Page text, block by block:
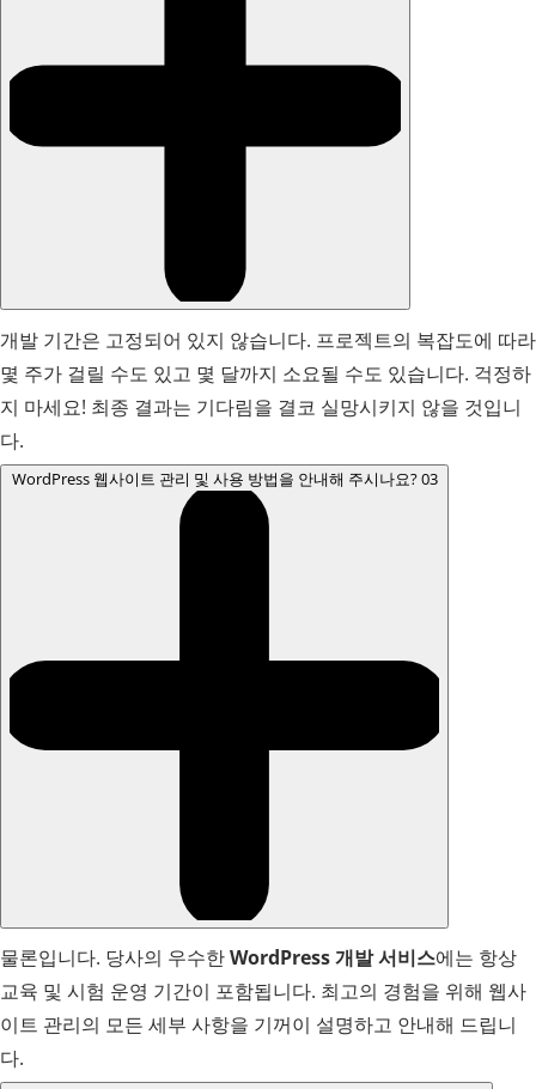
개발 기간은 고정되어 있지 않습니다. 프로젝트의 복잡도에 따라
몇 주가 걸릴 수도 있고 몇 달까지 소요될 수도 있습니다. 걱정하
지 마세요! 최종 결과는 기다림을 결코 실망시키지 않을 것입니
다.
WordPress 웹사이트 관리 및 사용 방법을 안내해 주시나요?03
물론입니다. 당사의 우수한WordPress 개발 서비스에는 항상
교육 및 시험 운영 기간이 포함됩니다. 최고의 경험을 위해 웹사
이트 관리의 모든 세부 사항을 기꺼이 설명하고 안내해 드립니
다.